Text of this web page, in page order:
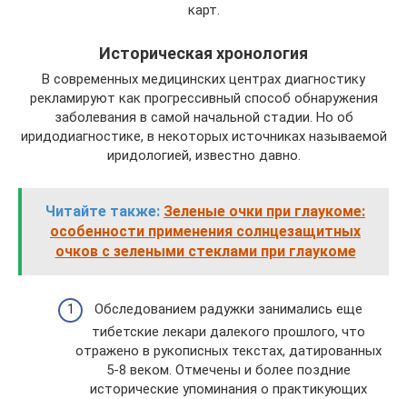
карт.
Историческая хронология
В современных медицинских центрах диагностику
рекламируют как прогрессивный способ обнаружения
заболевания в самой начальной стадии. Но об
иридодиагностике, в некоторых источниках называемой
иридологией, известно давно.
Читайте также: Зеленые очки при глаукоме:
особенности применения солнцезащитных
очков с зелеными стеклами при глаукоме
Обследованием радужки занимались еще
тибетские лекари далекого прошлого, что
отражено в рукописных текстах, датированных
5-8 веком. Отмечены и более поздние
исторические упоминания о практикующих